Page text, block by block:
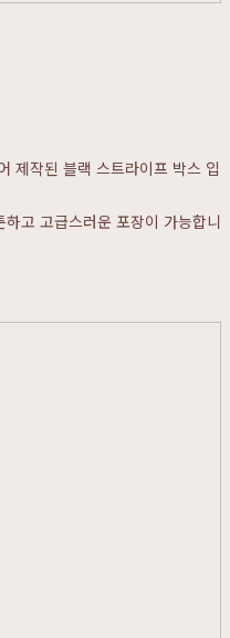
제작된 블랙 스트라이프 박스 입
고 고급스러운 포장이 가능합니